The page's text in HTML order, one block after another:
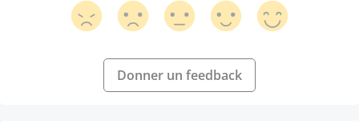
Donner un feedback